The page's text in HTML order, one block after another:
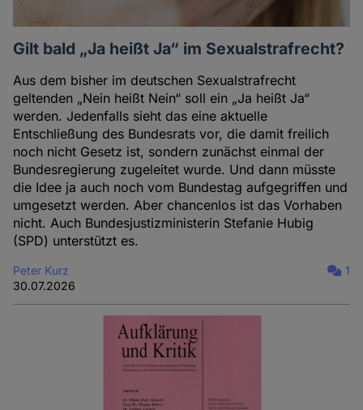
Gilt bald „Ja heißt Ja“ im Sexualstrafrecht?
Aus dem bisher im deutschen Sexualstrafrecht
geltenden „Nein heißt Nein“ soll ein „Ja heißt Ja“
werden. Jedenfalls sieht das eine aktuelle
Entschließung des Bundesrats vor, die damit freilich
noch nicht Gesetz ist, sondern zunächst einmal der
Bundesregierung zugeleitet wurde. Und dann müsste
die Idee ja auch noch vom Bundestag aufgegriffen und
umgesetzt werden. Aber chancenlos ist das Vorhaben
nicht. Auch Bundesjustizministerin Stefanie Hubig
(SPD) unterstützt es.
Peter Kurz
30.07.2026
1